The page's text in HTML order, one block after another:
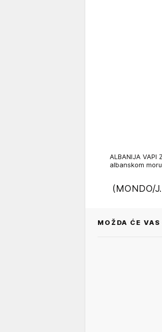
ALBANIJA VAPI
albanskom
(MONDO/
MOŽDA ĆE